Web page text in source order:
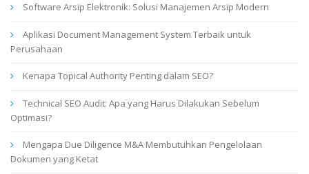
Software Arsip Elektronik: Solusi Manajemen Arsip Modern
Aplikasi Document Management System Terbaik untuk
Perusahaan
Kenapa Topical Authority Penting dalam SEO?
Technical SEO Audit: Apa yang Harus Dilakukan Sebelum
Optimasi?
Mengapa Due Diligence M&A Membutuhkan Pengelolaan
Dokumen yang Ketat